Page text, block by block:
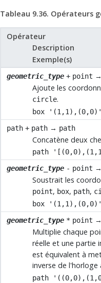
Tableau 9.36. Opérateurs
Opérateur
Description
Exemple(s)
geometric_type + point
Ajoute les
circle.
box
path + path → path
Concatène deux
path
geometric_type - point
Soustrait les
point, box, path,
box
geometric_type * point
Multiplie chaque
réelle et une partie
est équivalent à
inverse de
path